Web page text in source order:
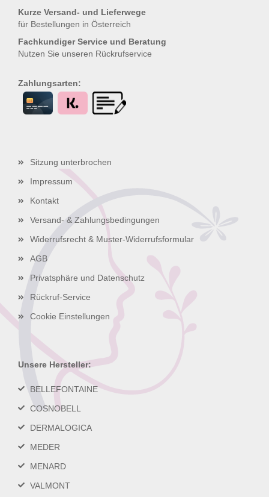
Kurze Versand- und Lieferwege
für Bestellungen in Österreich
Fachkundiger Service und Beratung
Nutzen Sie unseren Rückrufservice
Zahlungsarten:
Sitzung unterbrochen
Impressum
Kontakt
Versand- & Zahlungsbedingungen
Widerrufsrecht & Muster-Widerrufsformular
AGB
Privatsphäre und Datenschutz
Rückruf-Service
Cookie Einstellungen
Unsere Hersteller:
BELLEFONTAINE
COSNOBELL
DERMALOGICA
MEDER
MENARD
VALMONT